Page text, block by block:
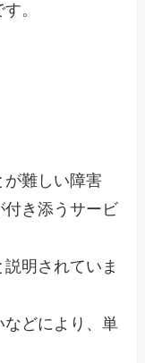
。
難しい障害
付き添うサービ
明されていま
などにより、単